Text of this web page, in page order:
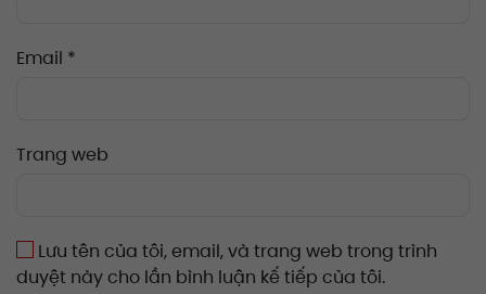
Email *
Trang web
Lưu tên của tôi, email, và trang web trong trình
duyệt này cho lần bình luận kế tiếp của tôi.